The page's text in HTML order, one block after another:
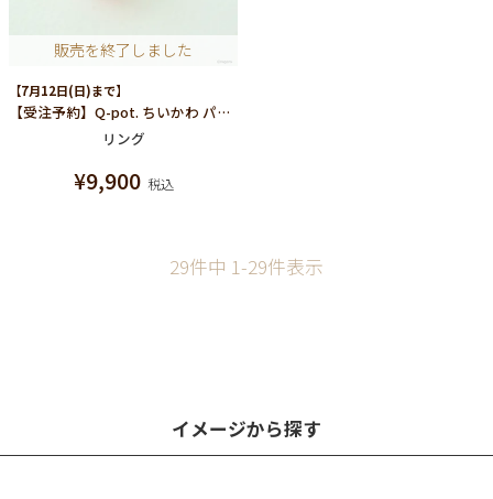
販売を終了しました
【7月12日(日)まで】
【受注予約】Q-pot. ちいかわ パートドゥフリュイ リング(ちいかわ)
リング
¥9,900 税込
29件中 1-29件表示
イメージから探す